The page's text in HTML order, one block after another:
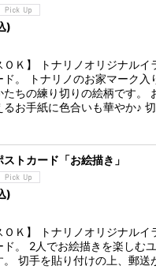
)
ＯＫ】 トナリノオリジナルイ
ド。 トナリノのお家マーク入
たちの練り切りの絵柄です。
るお手紙に色合いも華やか♪
ストカード「お絵描き」
)
ＯＫ】 トナリノオリジナルイ
ド。 2人でお絵描きを楽しむ
。 切手を貼り付けの上、郵送